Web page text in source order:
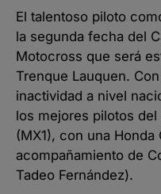
El talentoso piloto
la segunda fecha del
Motocross que será
Trenque Lauquen.
inactividad a nivel
los mejores pilotos
(MX1), con una Honda
acompañamiento de
Tadeo Fernández).